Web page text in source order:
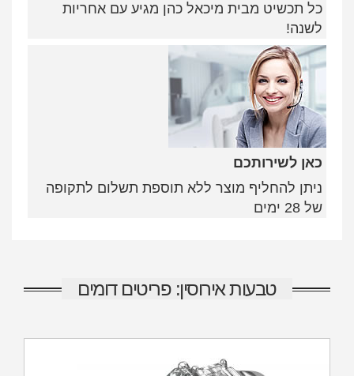
כל תכשיט מבית מיכאל כהן מגיע עם אחריות
לשנה!
כאן לשירותכם
ניתן להחליף מוצר ללא תוספת תשלום לתקופה
של 28 ימים
טבעות אירוסין: פריטים דומים